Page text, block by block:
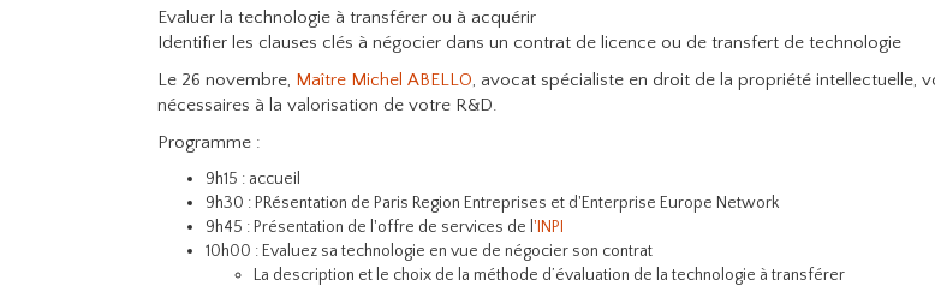
Evaluer la technologie à transférer ou à acquérir
Identifier les clauses clés à négocier dans un contrat de licence ou de transfert de technologie
Le 26 novembre, Maître Michel ABELLO, avocat spécialiste en droit de la propriété intellectuelle,
nécessaires à la valorisation de votre R&D.
Programme :
9h15 : accueil
9h30 : PRésentation de Paris Region Entreprises et d'Enterprise Europe Network
9h45 : Présentation de l'offre de services de l'INPI
10h00 : Evaluez sa technologie en vue de négocier son contrat
La description et le choix de la méthode d’évaluation de la technologie à transférer